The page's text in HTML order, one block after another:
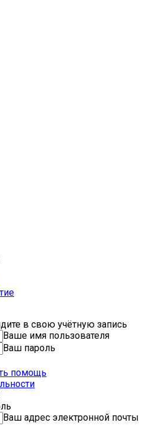
в свою учётную запись
Ваше имя пользователя
Ваш пароль
помощь
Ваш адрес электронной почты